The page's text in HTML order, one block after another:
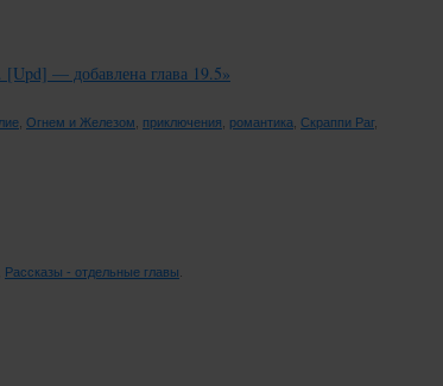
— добавлена глава 19.5»
Огнем и Железом приключения романтика Скраппи Раг,
Рассказы - отдельные главы